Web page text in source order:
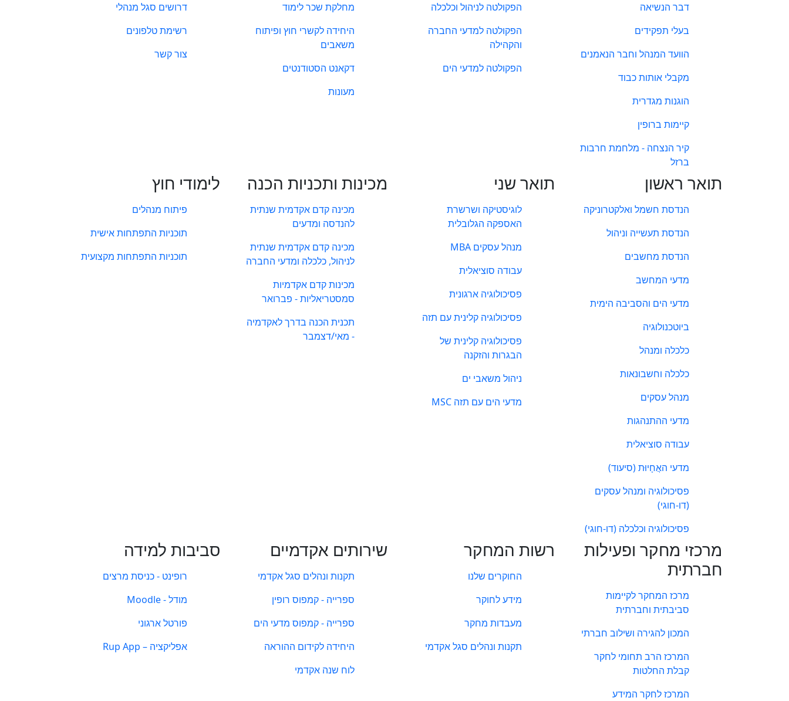
דבר הנשיאה
בעלי תפקידים
הוועד המנהל וחבר הנאמנים
מקבלי אותות כבוד
הוגנות מגדרית
קיימות ברופין
קיר הנצחה - מלחמת חרבות
ברזל
הפקולטה לניהול וכלכלה
הפקולטה למדעי החברה
והקהילה
הפקולטה למדעי הים
מחלקת שכר לימוד
היחידה לקשרי חוץ ופיתוח
משאבים
דקאנט הסטודנטים
מעונות
דרושים סגל מנהלי
רשימת טלפונים
צור קשר
תואר ראשון
הנדסת חשמל ואלקטרוניקה
הנדסת תעשייה וניהול
הנדסת מחשבים
מדעי המחשב
מדעי הים והסביבה הימית
ביוטכנולוגיה
כלכלה ומנהל
כלכלה וחשבונאות
מנהל עסקים
מדעי ההתנהגות
עבודה סוציאלית
מדעי האֲחָיוּת (סיעוד)
פסיכולוגיה ומנהל עסקים
(דו-חוגי)
פסיכולוגיה וכלכלה (דו-חוגי)
תואר שני
לוגיסטיקה ושרשרת
האספקה הגלובלית
מנהל עסקים MBA
עבודה סוציאלית
פסיכולוגיה ארגונית
פסיכולוגיה קלינית עם תזה
פסיכולוגיה קלינית של
הבגרות והזקנה
ניהול משאבי ים
מדעי הים עם תזה MSC
מכינות ותכניות הכנה
מכינה קדם אקדמית שנתית
להנדסה ומדעים
מכינה קדם אקדמית שנתית
לניהול, כלכלה ומדעי החברה
מכינות קדם אקדמיות
סמסטריאליות - פברואר
תכנית הכנה בדרך לאקדמיה
- מאי/דצמבר
לימודי חוץ
פיתוח מנהלים
תוכניות התפתחות אישית
תוכניות התפתחות מקצועית
מרכזי מחקר ופעילות
חברתית
מרכז המחקר לקיימות
סביבתית וחברתית
המכון להגירה ושילוב חברתי
המרכז הרב תחומי לחקר
קבלת החלטות
המרכז לחקר המידע
רשות המחקר
החוקרים שלנו
מידע לחוקר
מעבדות מחקר
תקנות ונהלים סגל אקדמי
שירותים אקדמיים
תקנות ונהלים סגל אקדמי
ספרייה - קמפוס רופין
ספרייה - קמפוס מדעי הים
היחידה לקידום ההוראה
לוח שנה אקדמי
סביבות למידה
רופינט - כניסת מרצים
מודל - Moodle
פורטל ארגוני
אפליקציה – Rup App